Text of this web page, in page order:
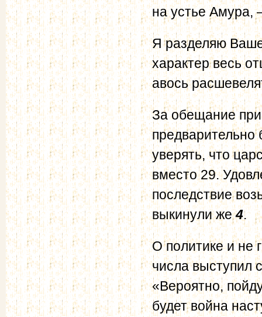
на устье Амура,
Я разделяю
характер весь
авось
За обещание
уверять, что
вместо 29.
последствие
выкинули же4.
О политике и не
числа выступил
«Вероятно,
будет война